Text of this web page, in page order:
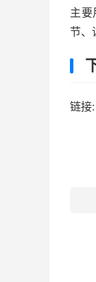
主要
节、
链接: